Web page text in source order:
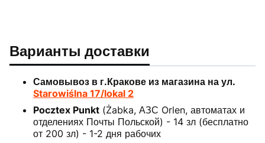
Варианты доставки
Самовывоз в г.Кракове из магазина на ул.
Starowiślna 17/lokal 2
Pocztex Punkt (Żabka, АЗС Orlen, автоматах и
отделениях Почты Польской) - 14 зл (бесплатно
от 200 зл) - 1-2 дня рабочих